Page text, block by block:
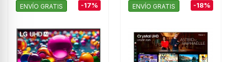
ENVÍO GRATIS -17% ENVÍO GRATIS -18%